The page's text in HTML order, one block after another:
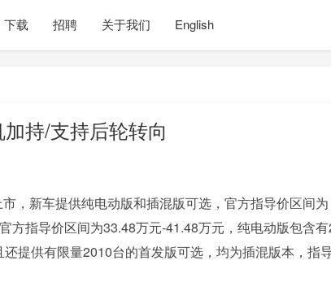
下载 招聘 关于我们 English
持/支持后轮转向
，新车提供纯电动版和插混版可选，官方指导价区间为
方指导价区间为33.48万元-41.48万元，纯电动版包含
提供有限量2010台的首发版可选，均为插混版本，指